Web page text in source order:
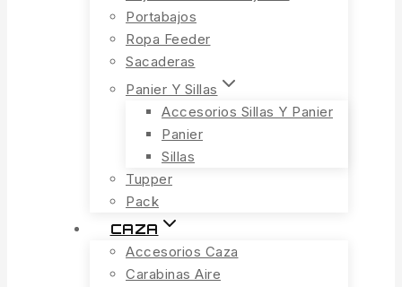
Portabajos
Ropa Feeder
Sacaderas
Panier Y Sillas
Accesorios Sillas Y Panier
Panier
Sillas
Tupper
Pack
CAZA
Accesorios Caza
Carabinas Aire